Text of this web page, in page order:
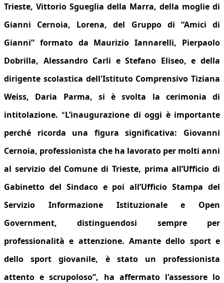
Trieste, Vittorio Sgueglia della Marra, della moglie di
Gianni Cernoia, Lorena, del Gruppo di “Amici di
Gianni” formato da Maurizio Iannarelli, Pierpaolo
Dobrilla, Alessandro Carli e Stefano Eliseo, e della
dirigente scolastica dell'Istituto Comprensivo Tiziana
Weiss, Daria Parma, si è svolta la cerimonia di
intitolazione. “L’inaugurazione di oggi è importante
perché ricorda una figura significativa: Giovanni
Cernoia, professionista che ha lavorato per molti anni
al servizio del Comune di Trieste, prima all’Ufficio di
Gabinetto del Sindaco e poi all’Ufficio Stampa del
Servizio Informazione Istituzionale e Open
Government, distinguendosi sempre per
professionalità e attenzione. Amante dello sport e
dello sport giovanile, è stato un professionista
attento e scrupoloso”, ha affermato l'assessore lo